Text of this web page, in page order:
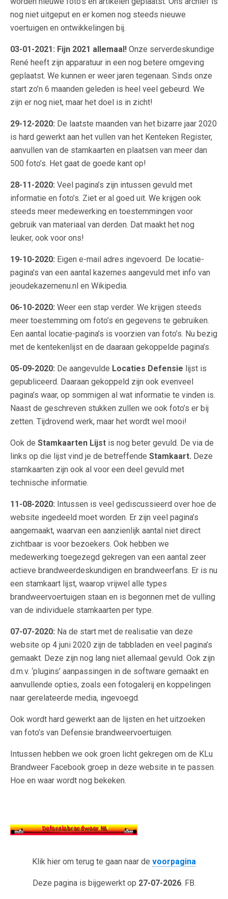
nog niet uitgeput en er komen nog steeds nieuwe
voertuigen en ontwikkelingen bij.
03-01-2021: Fijn 2021 allemaal! Onze serverdeskundige
René heeft zijn apparatuur in een nog betere omgeving
geplaatst. We kunnen er weer jaren tegenaan. Sinds onze
start zo’n 6 maanden geleden is heel veel gebeurd. We
zijn er nog niet, maar het doel is in zicht!
29-12-2020: De laatste maanden van het bizarre jaar 2020
is hard gewerkt aan het vullen van het Kenteken Register,
aanvullen van de stamkaarten en plaatsen van meer dan
500 foto’s. Het gaat de goede kant op!
28-11-2020: Veel pagina’s zijn intussen gevuld met
informatie en foto’s. Ziet er al goed uit. We krijgen ook
steeds meer medewerking en toestemmingen voor
gebruik van materiaal van derden. Dat maakt het nog
leuker, ook voor ons!
19-10-2020: Eigen e-mail adres ingevoerd. De locatie-
pagina’s van een aantal kazernes aangevuld met info van
jeoudekazernenu.nl en Wikipedia.
06-10-2020: Weer een stap verder. We krijgen steeds
meer toestemming om foto’s en gegevens te gebruiken.
Een aantal locatie-pagina’s is voorzien van foto’s. Nu bezig
met de kentekenlijst en de daaraan gekoppelde pagina’s.
05-09-2020: De aangevulde Locaties Defensie lijst is
gepubliceerd. Daaraan gekoppeld zijn ook evenveel
pagina’s waar, op sommigen al wat informatie te vinden is.
Naast de geschreven stukken zullen we ook foto’s er bij
zetten. Tijdrovend werk, maar het wordt wel mooi!
Ook de Stamkaarten Lijst is nog beter gevuld. De via de
links op die lijst vind je de betreffende Stamkaart. Deze
stamkaarten zijn ook al voor een deel gevuld met
technische informatie.
11-08-2020: Intussen is veel gediscussieerd over hoe de
website ingedeeld moet worden. Er zijn veel pagina’s
aangemaakt, waarvan een aanzienlijk aantal niet direct
zichtbaar is voor bezoekers. Ook hebben we
medewerking toegezegd gekregen van een aantal zeer
actieve brandweerdeskundigen en brandweerfans. Er is nu
een stamkaart lijst, waarop vrijwel alle types
brandweervoertuigen staan en is begonnen met de vulling
van de individuele stamkaarten per type.
07-07-2020: Na de start met de realisatie van deze
website op 4 juni 2020 zijn de tabbladen en veel pagina’s
gemaakt. Deze zijn nog lang niet allemaal gevuld. Ook zijn
d.m.v. ‘plugins’ aanpassingen in de software gemaakt en
aanvullende opties, zoals een fotogalerij en koppelingen
naar gerelateerde media, ingevoegd.
Ook wordt hard gewerkt aan de lijsten en het uitzoeken
van foto’s van Defensie brandweervoertuigen.
Intussen hebben we ook groen licht gekregen om de KLu
Brandweer Facebook groep in deze website in te passen.
Hoe en waar wordt nog bekeken.
Klik hier om terug te gaan naar de voorpagina
Deze pagina is bijgewerkt op 27-07-2026. FB.